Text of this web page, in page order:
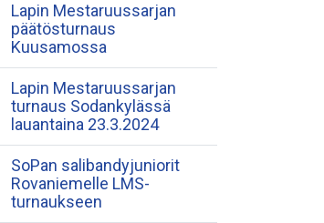
Lapin Mestaruussarjan
päätösturnaus
Kuusamossa
Lapin Mestaruussarjan
turnaus Sodankylässä
lauantaina 23.3.2024
SoPan salibandyjuniorit
Rovaniemelle LMS-
turnaukseen